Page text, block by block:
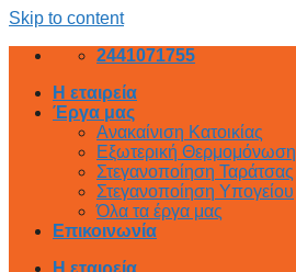
Skip to content
2441071755
Η εταιρεία
Έργα μας
Ανακαίνιση Κατοικίας
Εξωτερική Θερμομόνωση
Στεγανοποίηση Ταράτσας
Στεγανοποίηση Υπογείου
Όλα τα έργα μας
Επικοινωνία
Η εταιρεία